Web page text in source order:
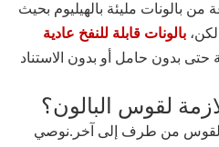
بالونات مليئة بالهيليوم بحيث
بالونات قابلة للنفخ عادية
بدون حامل أو بدون الاستناد
لقوس البالون؟
القوس من طرف إلى آخر.نوصي